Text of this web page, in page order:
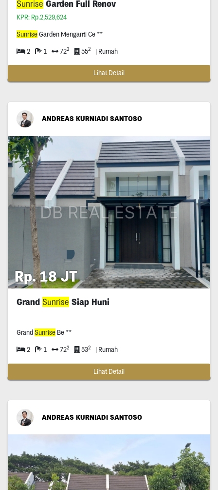
Sunrise Garden Full Renov
KPR: Rp.2,529,624
SunriseGarden Menganti Ce **
2 1 722 552 | Rumah
Lihat Detail
ANDREAS KURNIADI SANTOSO
Rp. 18 JT
Grand Sunrise Siap Huni
Grand SunriseBe **
2 1 722 532 | Rumah
Lihat Detail
ANDREAS KURNIADI SANTOSO